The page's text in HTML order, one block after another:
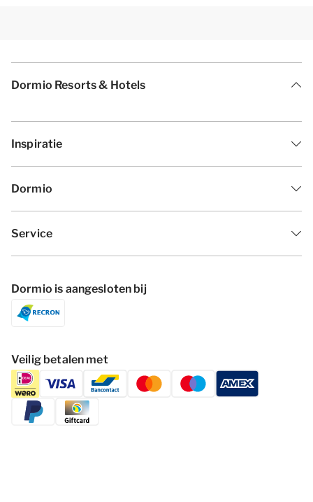
Dormio Resorts & Hotels
Inspiratie
Dormio
Service
Dormio is aangesloten bij
Veilig betalen met